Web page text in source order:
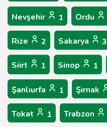
Nevşehir 1 Ordu
Rize 2 Sakarya 3
Siirt 1 Sinop 1
Şanlıurfa 1 Şırnak
Tokat 1 Trabzon